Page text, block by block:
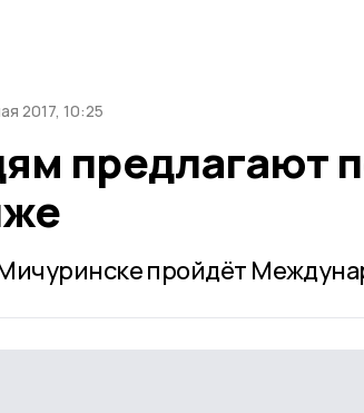
2017, 10:25
предлагают
пройдёт